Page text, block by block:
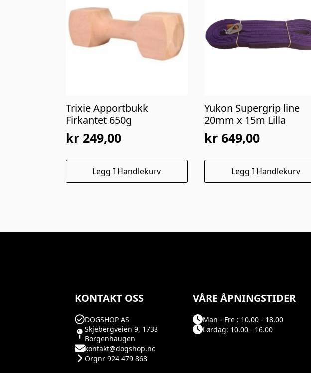
Trixie Apportbukk
Firkantet 650g
kr 249,00
Legg I Handlekurv
Yukon Supergrip line
20mm x 15m Lilla
kr 649,00
Legg I Handlekurv
KONTAKT OSS
DOGSHOP AS
Skjebergveien 9, 1738
Borgenhaugen
kontakt@dogshop.no
Orgnr 924 479 868
VÅRE ÅPNINGSTIDER
Man - Fre : 10.00 - 18.00
Lørdag: 10.00 - 16.00